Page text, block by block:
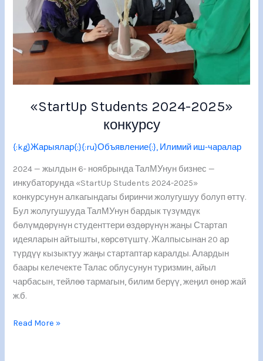
«StartUp Students 2024-2025»
конкурсу
{:kg}Жарыялар{:}{:ru}Объявление{:}, Илимий иш-чаралар
2024 — жылдын 6- ноябрында ТалМУнун бизнес —
инкубаторунда «StartUp Students 2024-2025»
конкурсунун алкагындагы биринчи жолугушуу болуп өттү.
Бул жолугушууда ТалМУнун бардык түзүмдүк
бөлүмдөрүнүн студенттери өздөрүнүн жаңы Стартап
идеяларын айтышты, көрсөтүштү. Жалпысынан 20 ар
түрдүү кызыктуу жаңы стартаптар каралды. Алардын
баары келечекте Талас облусунун туризмин, айыл
чарбасын, тейлөө тармагын, билим берүү, жеңил өнөр жай
ж.б.
Read More »